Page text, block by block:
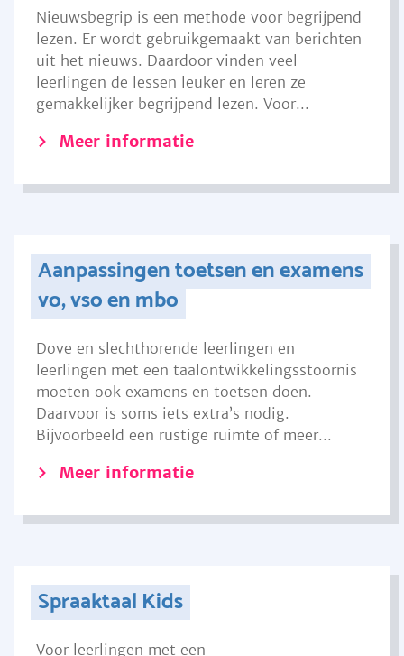
Nieuwsbegrip is een methode voor begrijpend
lezen. Er wordt gebruikgemaakt van berichten
uit het nieuws. Daardoor vinden veel
leerlingen de lessen leuker en leren ze
gemakkelijker begrijpend lezen. Voor...
Meer informatie
Aanpassingen toetsen en examens
vo, vso en mbo
Dove en slechthorende leerlingen en
leerlingen met een taalontwikkelingsstoornis
moeten ook examens en toetsen doen.
Daarvoor is soms iets extra’s nodig.
Bijvoorbeeld een rustige ruimte of meer...
Meer informatie
Spraaktaal Kids
Voor leerlingen met een